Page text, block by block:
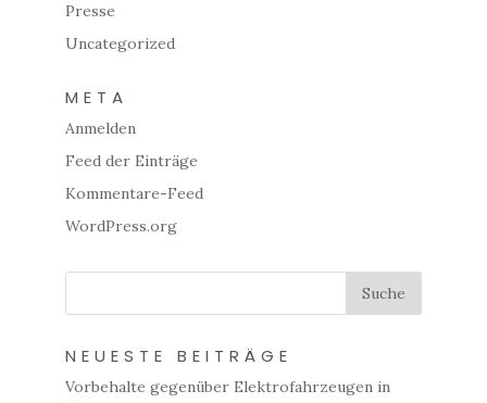
Presse
Uncategorized
META
Anmelden
Feed der Einträge
Kommentare-Feed
WordPress.org
NEUESTE BEITRÄGE
Vorbehalte gegenüber Elektrofahrzeugen in